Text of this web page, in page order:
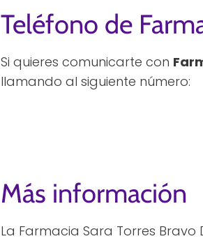
Teléfono de
Si quieres comunicarte con
llamando al siguiente número:
Más información
La Farmacia Sara Torres